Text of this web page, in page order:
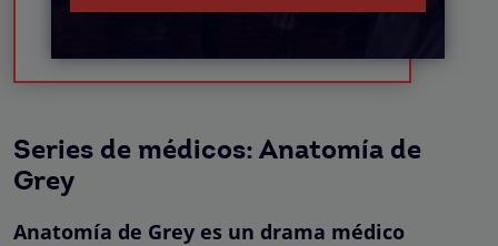
Series de médicos: Anatomía de
Grey
Anatomía de Grey es un drama médico